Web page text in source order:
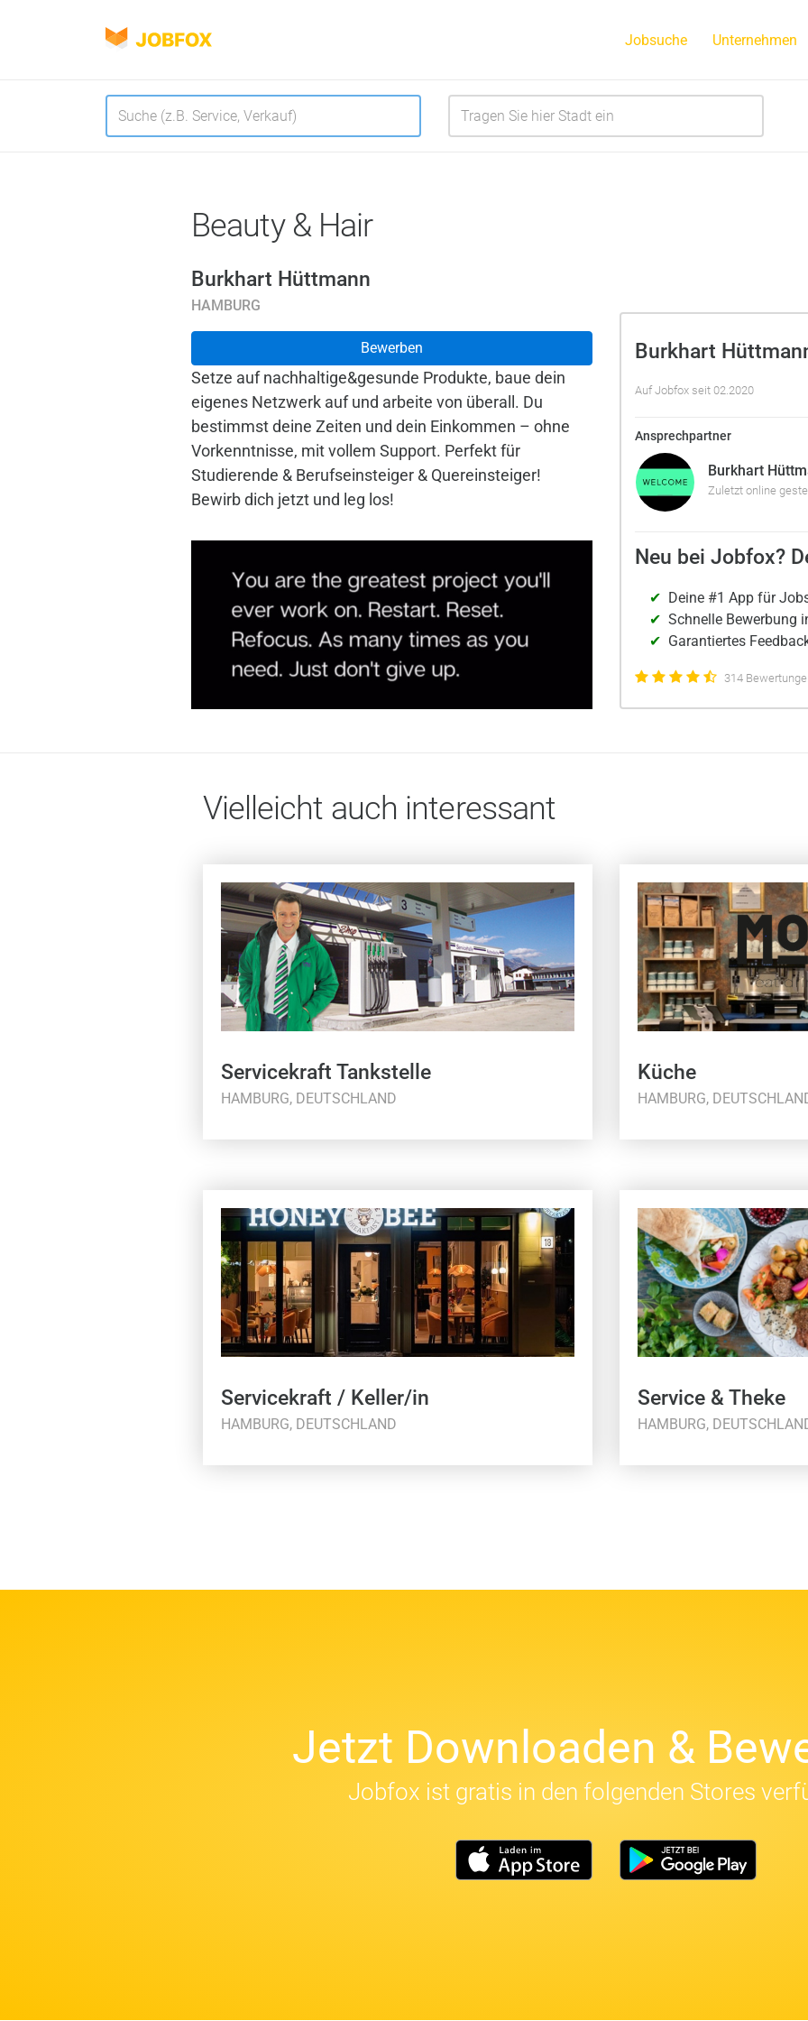
JOBFOX Navigation
Sprache Jobsuche Unternehmen
Beauty & Hair
Burkhart Hüttmann
HAMBURG
Bewerben
Setze auf nachhaltige&gesunde Produkte, baue dein
eigenes Netzwerk auf und arbeite von überall. Du
bestimmst deine Zeiten und dein Einkommen – ohne
Vorkenntnisse, mit vollem Support. Perfekt für
Studierende & Berufseinsteiger & Quereinsteiger!
Bewirb dich jetzt und leg los!
Burkhart
Auf Jobfox seit 02.2020
Ansprechpartner
Burkhart
Zuletzt online
Neu bei Jobfox?
Deine #1 App für
Schnelle Bewerbung
Garantiertes
314
Vielleicht auch interessant
Servicekraft Tankstelle
HAMBURG, DEUTSCHLAND
Küche
HAMBURG,
Servicekraft / Keller/in
HAMBURG, DEUTSCHLAND
Service & Theke
HAMBURG,
Jetzt Downloaden &
Jobfox ist gratis in den folgenden Stores